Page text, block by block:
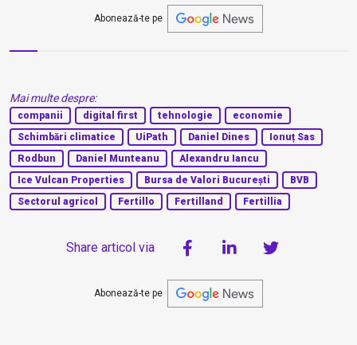
Abonează-te pe
Mai multe despre:
companii digital first tehnologie
economie
Schimbări climatice
UiPath Daniel Dines
Ionuț Sas
Rodbun
Daniel Munteanu
Alexandru Iancu
Ice Vulcan Properties
Bursa de Valori București
BVB
Sectorul agricol
Fertillo Fertilland Fertillia
Share articol via
Abonează-te pe